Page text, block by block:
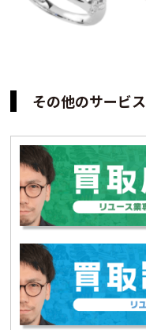
その他のサービス